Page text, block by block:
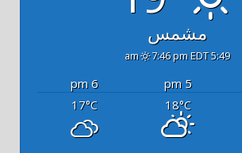
مشمس
5:49 am
7:46 pm EDT
5 pm
6 pm
18°C
17°C